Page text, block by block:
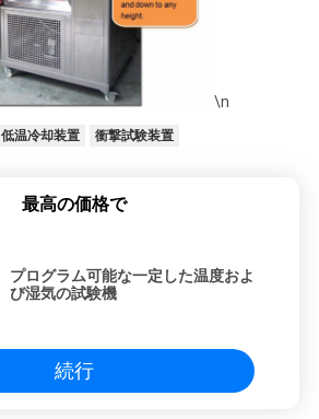
\n
低温冷却装置 衝撃試験装置
最高の価格で
プログラム可能な一定した温度およ
び湿気の試験機
続行